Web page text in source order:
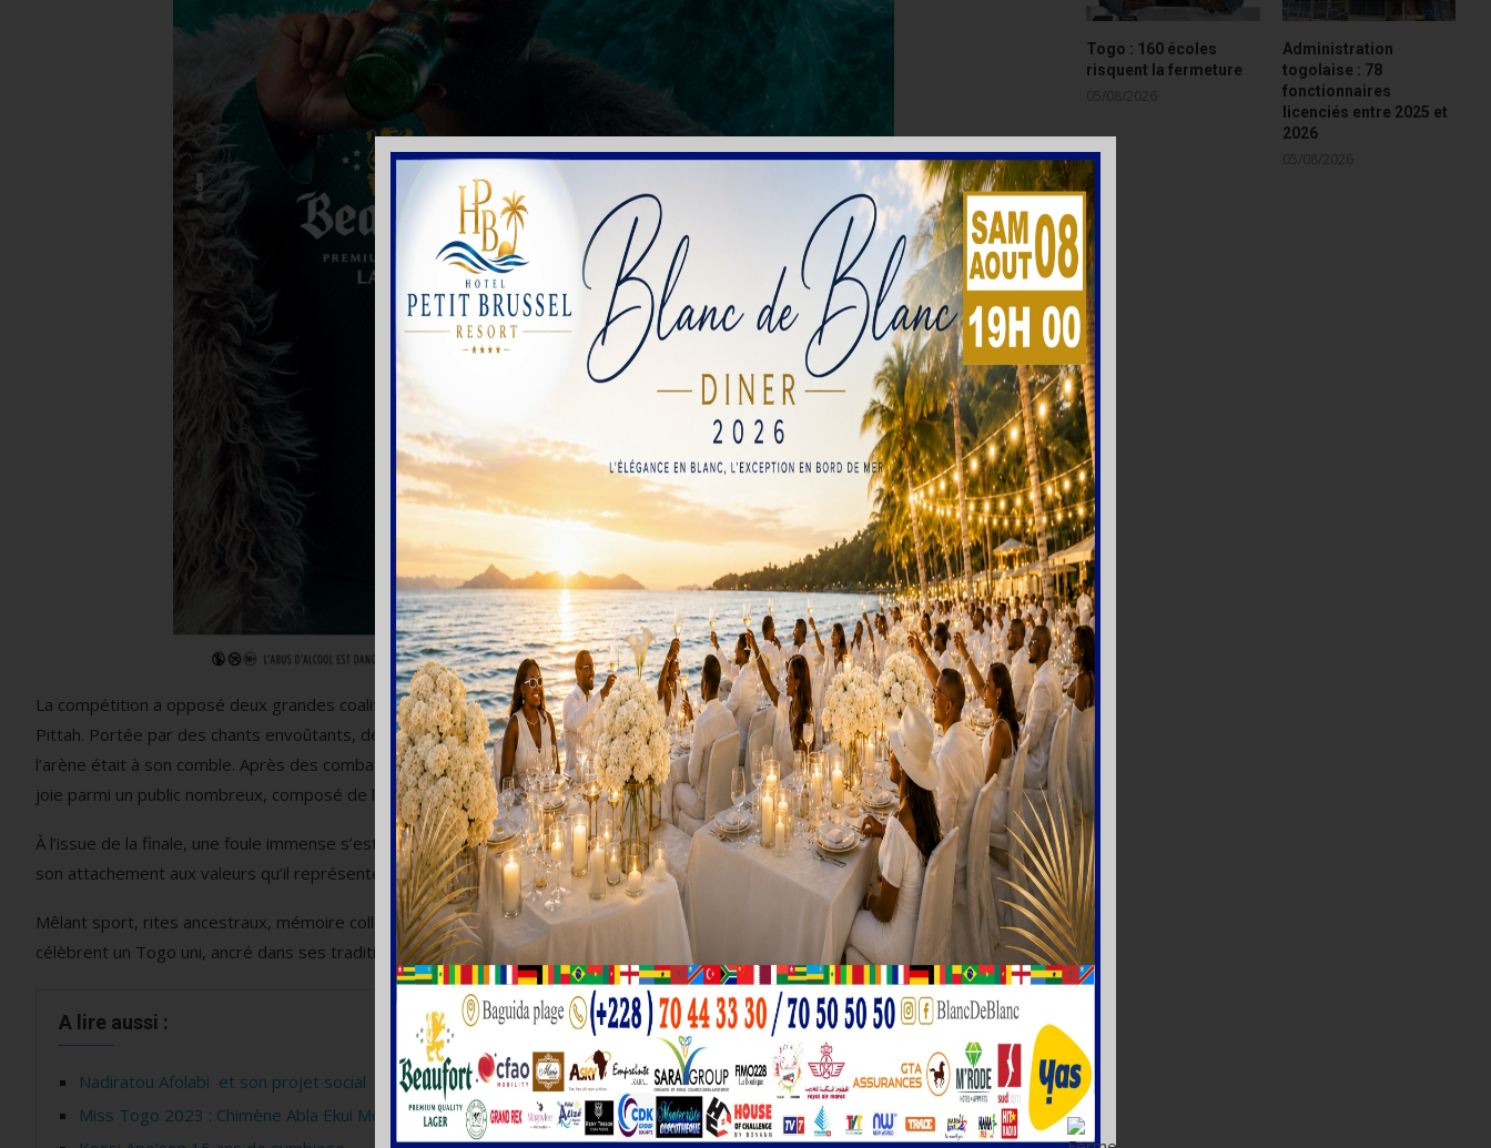
La compétition a opposé deux grandes coalitions de lutteurs : Akéï, Lao, Kioudè et Tchamdè face à Kadjika, Awidina, Kodah et
Pittah. Portée par des chants envoûtants, des castagnettes, des flûtes et des instruments traditionnels, l’atmosphère dans
l’arène était à son comble. Après des combats intenses, la première coalition a remporté la victoire, déclenchant une explosion de
joie parmi un public nombreux, composé de locaux et de visiteurs étrangers venus s’immerger dans la culture kabyè.
À l’issue de la finale, une foule immense s’est rassemblée autour du Président du Conseil pour manifester son enthousiasme et
son attachement aux valeurs qu’il représente.
Mêlant sport, rites ancestraux, mémoire collective et festivités, les luttes Évala de Pya incarnent l’âme de l’identité kabyè et
célèbrent un Togo uni, ancré dans ses traditions et tourné vers l’harmonie nationale.
A lire aussi :
Nadiratou Afolabi et son projet social
Miss Togo 2023 : Chimène Abla Ekui Moladja chez le ministre Lamadokou
Togo : 160 écoles
risquent la fermeture
05/08/2026
Administration
togolaise : 78
fonctionnaires
licenciés entre 2025 et
2026
05/08/2026